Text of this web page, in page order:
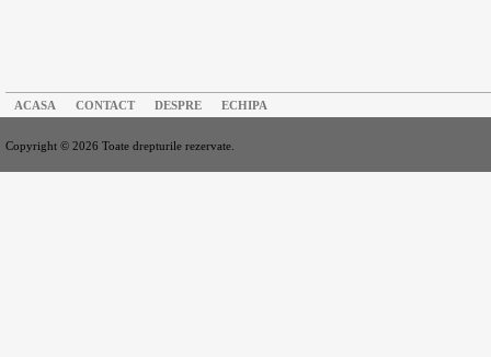
ACASA CONTACT DESPRE ECHIPA
Copyright © 2026 Toate drepturile rezervate.